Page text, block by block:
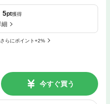
5pt獲得
細
らにポイント+2%
今すぐ買う